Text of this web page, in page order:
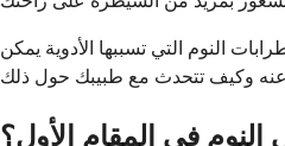
النوم التي تسببها الأدوية يمكن
النوم في المقام الأول؟